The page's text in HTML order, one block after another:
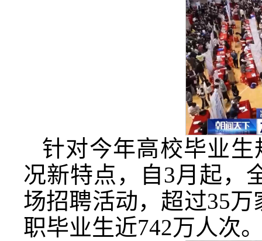
针对今年高校毕业
况新特点，自3月起，
场招聘活动，超过35
职毕业生近742万人次